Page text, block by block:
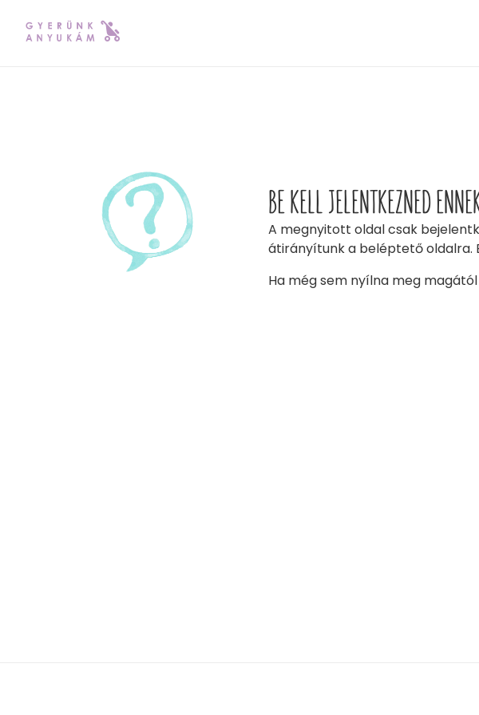
BE KELL JELENTKEZNED
A megnyitott oldal csak
átirányítunk a beléptető oldalra.
Ha még sem nyílna meg